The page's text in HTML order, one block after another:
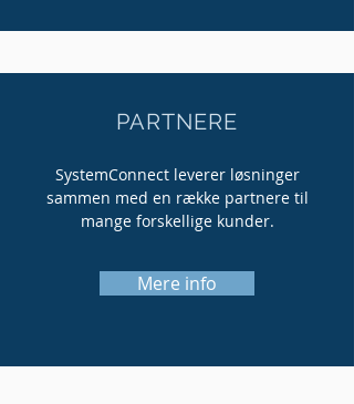
PARTNERE
SystemConnect leverer løsninger
sammen med en række partnere til
mange forskellige kunder.
Mere info